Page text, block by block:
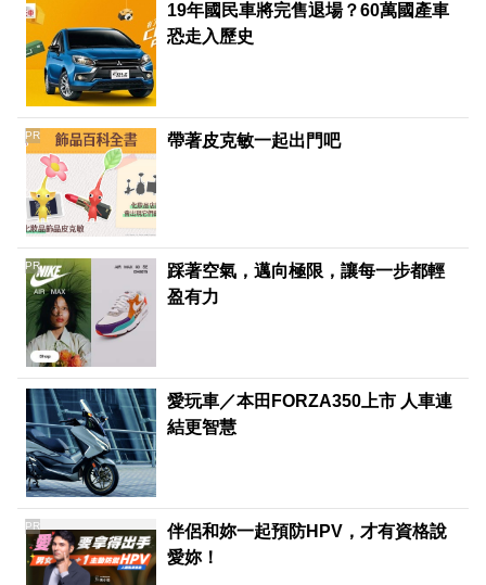
19年國民車將完售退場？60萬國產車
恐走入歷史
帶著皮克敏一起出門吧
PR
踩著空氣，邁向極限，讓每一步都輕
盈有力
PR
愛玩車／本田FORZA350上市 人車連
結更智慧
伴侶和妳一起預防HPV，才有資格說
愛妳！
PR